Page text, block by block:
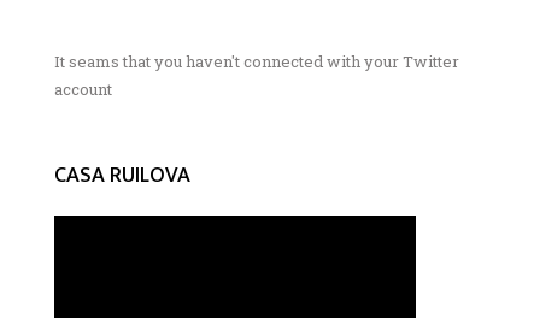
It seams that you haven't connected with your Twitter
account
CASA RUILOVA